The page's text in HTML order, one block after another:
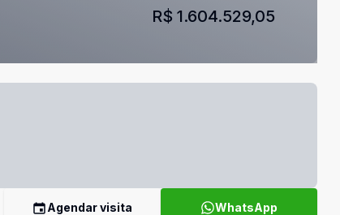
R$ 1.604.529,05
Agendar visita WhatsApp